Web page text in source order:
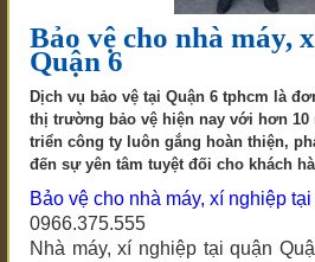
Bảo vệ cho nhà máy,
Quận 6
Dịch vụ bảo vệ tại Quận 6 tphcm là
thị trường bảo vệ hiện nay với hơn 10
triển công ty luôn gắng hoàn thiện,
đến sự yên tâm tuyệt đối cho khách
Bảo vệ cho nhà máy, xí nghiệp
0966.375.555
Nhà máy, xí nghiệp tại quận